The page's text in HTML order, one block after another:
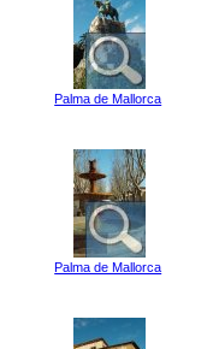
Palma de Mallorca
Palma de Mallorca